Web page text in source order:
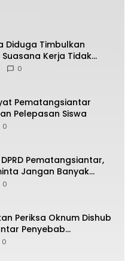
Diduga Timbulkan
Kerja Tidak
0
Pematangsiantar
Pelepasan Siswa
0
DPRD Pematangsiantar,
Jangan Banyak
0
Periksa Oknum Dishub
Penyebab
Retribusi Parkir
0